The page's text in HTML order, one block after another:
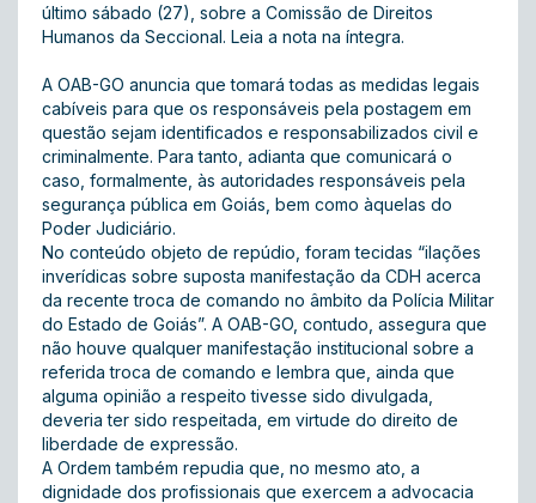
último sábado (27), sobre a Comissão de Direitos
Humanos da Seccional. Leia a nota na íntegra.
A OAB-GO anuncia que tomará todas as medidas legais
cabíveis para que os responsáveis pela postagem em
questão sejam identificados e responsabilizados civil e
criminalmente. Para tanto, adianta que comunicará o
caso, formalmente, às autoridades responsáveis pela
segurança pública em Goiás, bem como àquelas do
Poder Judiciário.
No conteúdo objeto de repúdio, foram tecidas “ilações
inverídicas sobre suposta manifestação da CDH acerca
da recente troca de comando no âmbito da Polícia Militar
do Estado de Goiás”. A OAB-GO, contudo, assegura que
não houve qualquer manifestação institucional sobre a
referida troca de comando e lembra que, ainda que
alguma opinião a respeito tivesse sido divulgada,
deveria ter sido respeitada, em virtude do direito de
liberdade de expressão.
A Ordem também repudia que, no mesmo ato, a
dignidade dos profissionais que exercem a advocacia